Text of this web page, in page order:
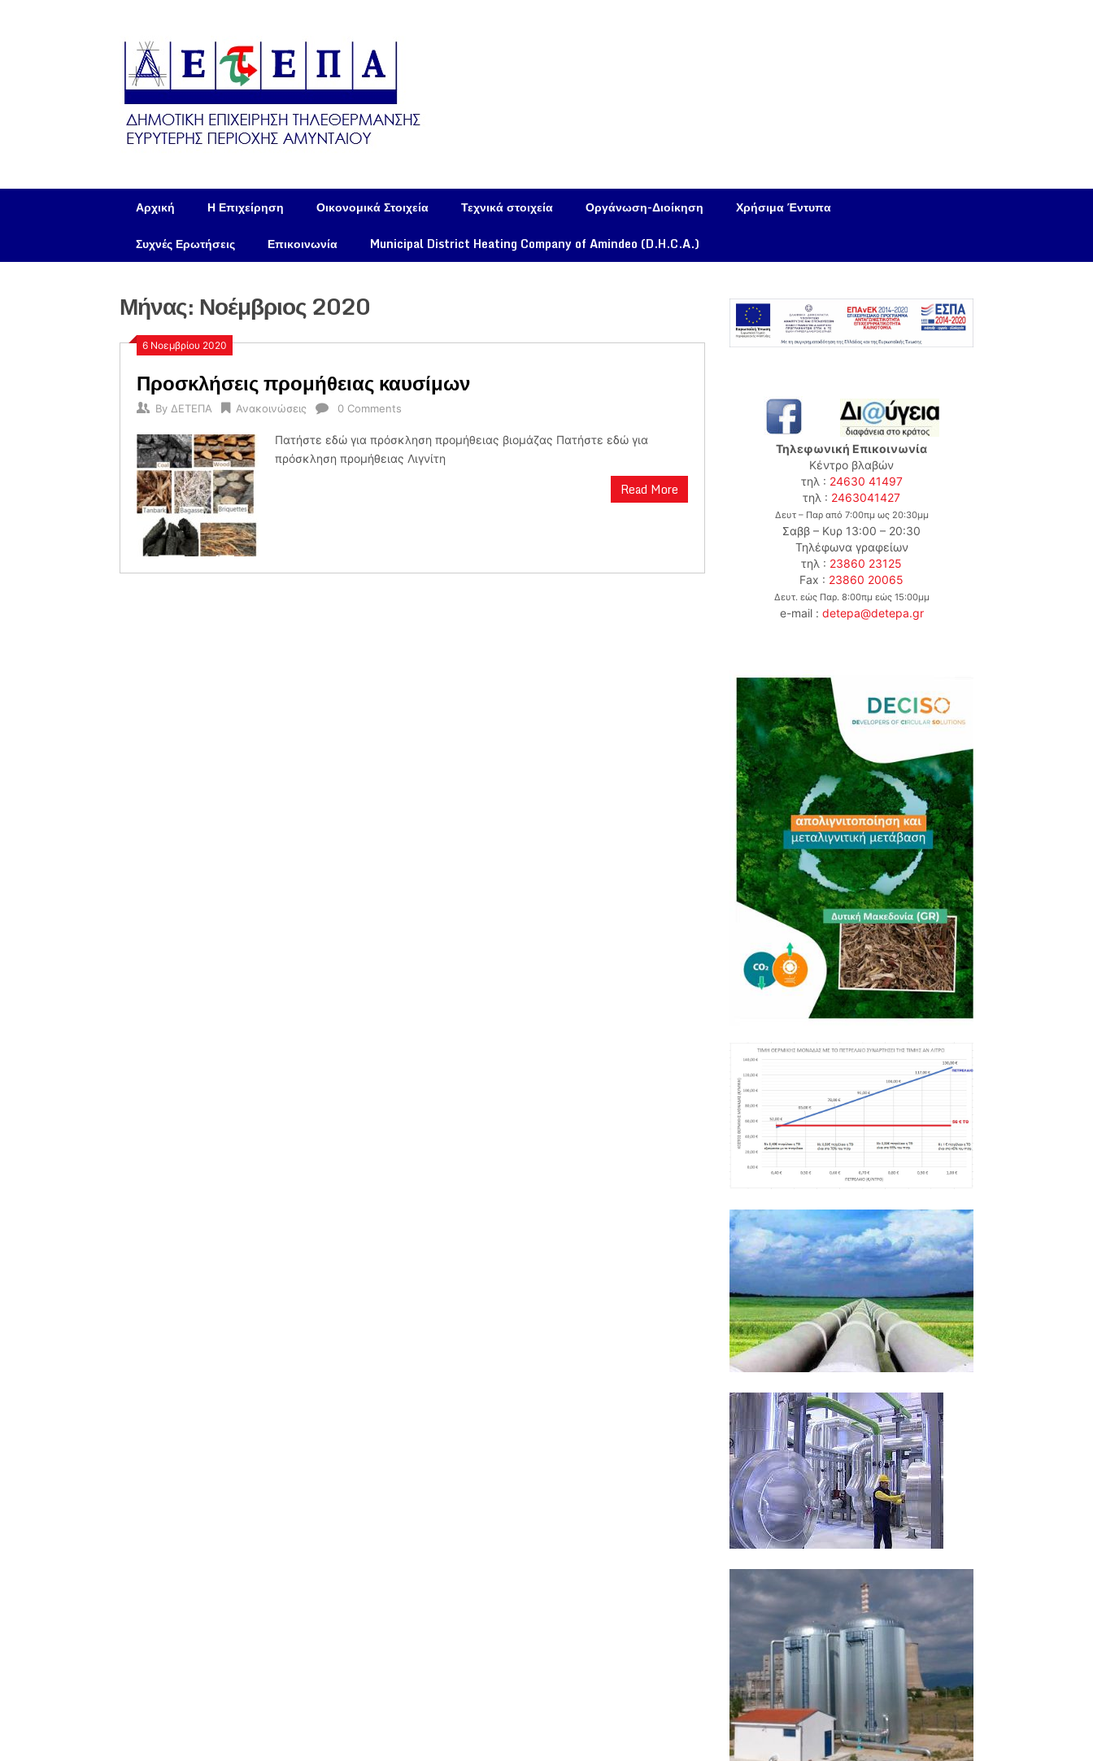
Αρχική Η Επιχείρηση Οικονομικά Στοιχεία Τεχνικά στοιχεία Οργάνωση-Διοίκηση
Χρήσιμα Έντυπα
Συχνές Ερωτήσεις
Επικοινωνία Municipal District Heating Company of Amindeo (D.H.C.A.)
Μήνας:Νοέμβριος 2020
6 Νοεμβρίου 2020
Προσκλήσεις προμήθειας καυσίμων
By ΔΕΤΕΠΑ Ανακοινώσεις 0 Comments
Πατήστε εδώ για πρόσκληση προμήθειας βιομάζας Πατήστε εδώ για
πρόσκληση προμήθειας Λιγνίτη
Read More
Τηλεφωνική Επικοινωνία
Κέντρο βλαβών
τηλ : 24630 41497
τηλ : 2463041427
Δευτ – Παρ από 7:00πμ ως 20:30μμ
Σαββ – Κυρ 13:00 – 20:30
Τηλέφωνα γραφείων
τηλ : 23860 23125
Fax : 23860 20065
Δευτ. εώς Παρ. 8:00πμ εώς 15:00μμ
e-mail : detepa@detepa.gr